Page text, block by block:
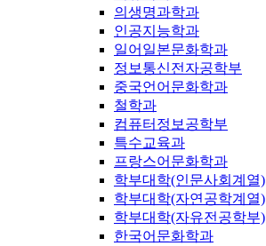
의생명과학과
인공지능학과
일어일본문화학과
정보통신전자공학부
중국언어문화학과
철학과
컴퓨터정보공학부
특수교육과
프랑스어문화학과
학부대학(인문사회계열)
학부대학(자연공학계열)
학부대학(자유전공학부)
한국어문화학과